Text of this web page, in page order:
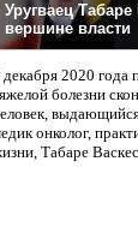
Уругваец
вершине власти
декабря 2020 года
болезни
онколог,
Табаре